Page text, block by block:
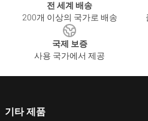
전 세계 배송
200개 이상의 국가로 배송
국제 보증
사용 국가에서 제공
기타 제품